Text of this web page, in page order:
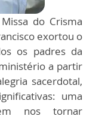
do Crisma
exortou o
os padres da
a partir
sacerdotal,
uma
nos tornar